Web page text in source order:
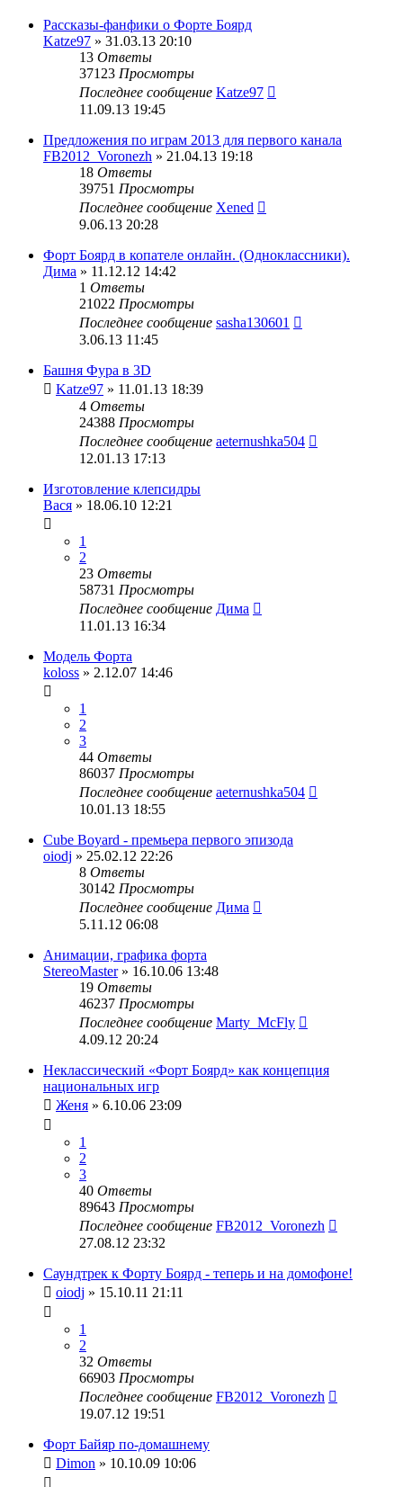
Рассказы-фанфики о Форте Боярд
Katze97 » 31.03.13 20:10
13 Ответы
37123 Просмотры
Последнее сообщение Katze97
11.09.13 19:45
Предложения по играм 2013 для первого канала
FB2012_Voronezh » 21.04.13 19:18
18 Ответы
39751 Просмотры
Последнее сообщение Xened
9.06.13 20:28
Форт Боярд в копателе онлайн. (Одноклассники).
Дима » 11.12.12 14:42
1 Ответы
21022 Просмотры
Последнее сообщение sasha130601
3.06.13 11:45
Башня Фура в 3D
Katze97 » 11.01.13 18:39
4 Ответы
24388 Просмотры
Последнее сообщение aeternushka504
12.01.13 17:13
Изготовление клепсидры
Вася » 18.06.10 12:21
1
2
23 Ответы
58731 Просмотры
Последнее сообщение Дима
11.01.13 16:34
Модель Форта
koloss » 2.12.07 14:46
1
2
3
44 Ответы
86037 Просмотры
Последнее сообщение aeternushka504
10.01.13 18:55
Cube Boyard - премьера первого эпизода
oiodj » 25.02.12 22:26
8 Ответы
30142 Просмотры
Последнее сообщение Дима
5.11.12 06:08
Анимации, графика форта
StereoMaster» 16.10.06 13:48
19 Ответы
46237 Просмотры
Последнее сообщение Marty_McFly
4.09.12 20:24
Неклассический «Форт Боярд» как концепция
национальных игр
Женя » 6.10.06 23:09
1
2
3
40 Ответы
89643 Просмотры
Последнее сообщение FB2012_Voronezh
27.08.12 23:32
Саундтрек к Форту Боярд - теперь и на домофоне!
oiodj » 15.10.11 21:11
1
2
32 Ответы
66903 Просмотры
Последнее сообщение FB2012_Voronezh
19.07.12 19:51
Форт Байяр по-домашнему
Dimon » 10.10.09 10:06